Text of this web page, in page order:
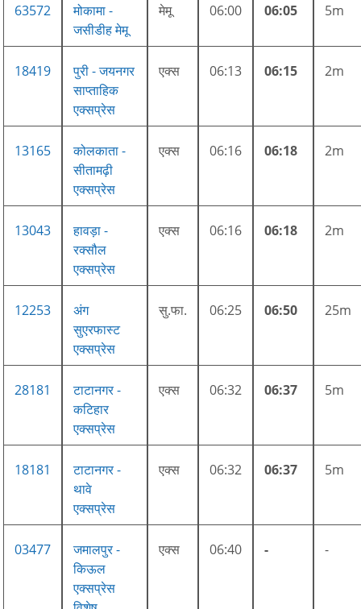
63572
मोकामा -
जसीडीह मेमू
मेमू 06:00 06:05 5m
18419
पुरी - जयनगर
साप्ताहिक
एक्सप्रेस
एक्स 06:13 06:15 2m
13165
कोलकाता -
सीतामढ़ी
एक्सप्रेस
एक्स 06:16 06:18 2m
13043
हावड़ा -
रक्सौल
एक्सप्रेस
एक्स 06:16 06:18 2m
12253
अंग
सुएरफास्ट
एक्सप्रेस
सु.फा. 06:25 06:50 25m
28181
टाटानगर -
कटिहार
एक्सप्रेस
एक्स 06:32 06:37 5m
18181
टाटानगर -
थावे
एक्सप्रेस
एक्स 06:32 06:37 5m
03477
जमालपुर -
किऊल
एक्सप्रेस
एक्स 06:40 - -